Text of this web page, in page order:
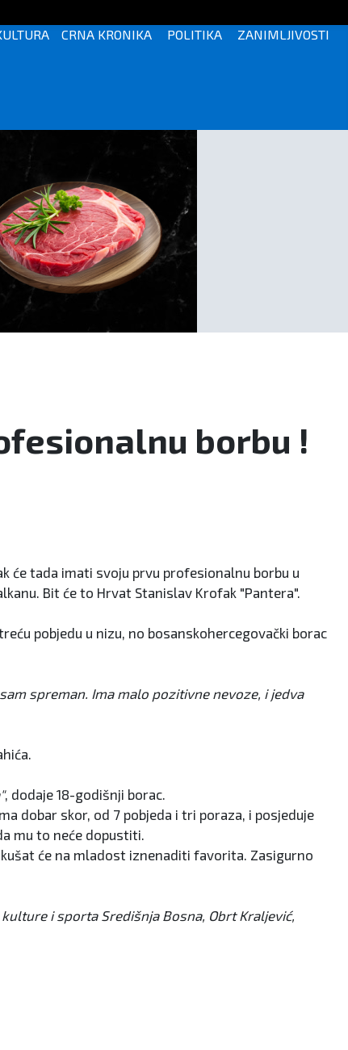
CRNA KRONIKA POLITIKA ZANIMLJIVOSTI
borbu !
će tada imati svoju prvu profesionalnu borbu u
Bit će to Hrvat Stanislav Krofak "Pantera".
pobjedu u nizu, no bosanskohercegovački borac
spreman. Ima malo pozitivne nevoze, i jedva
, dodaje 18-godišnji borac.
dobar skor, od 7 pobjeda i tri poraza, i posjeduje
mu to neće dopustiti.
će na mladost iznenaditi favorita. Zasigurno
i sporta Središnja Bosna, Obrt Kraljević,